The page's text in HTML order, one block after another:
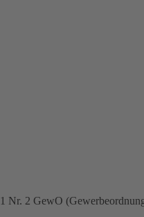
Nr. 2 GewO